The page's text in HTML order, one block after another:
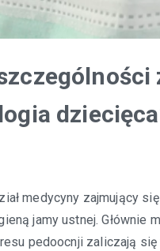
medycyny zajmujący
jamy ustnej. Głównie
pedoocnji zaliczają się